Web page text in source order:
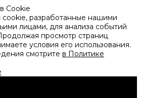
Cookie
разработанные нашими
лицами, для анализа событий
просмотр страниц
условия его использования.
смотрите в Политике